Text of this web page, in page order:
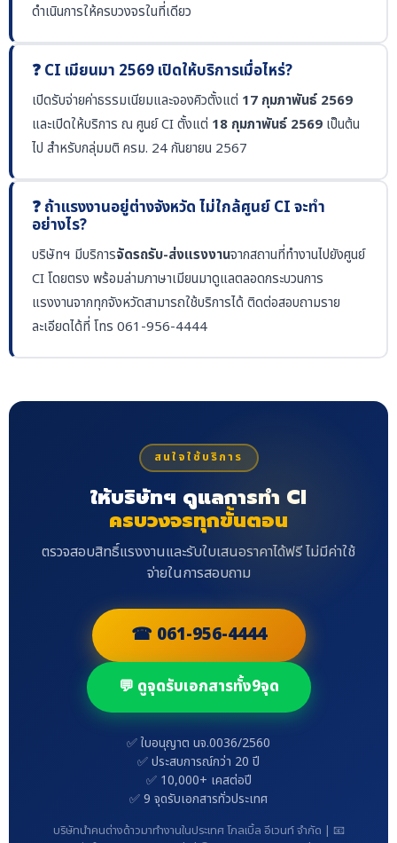
ดำเนินการให้ครบวงจรในที่เดียว
❓ CI เมียนมา 2569 เปิดให้บริการเมื่อไหร่?
เปิดรับจ่ายค่าธรรมเนียมและจองคิวตั้งแต่ 17 กุมภาพันธ์ 2569
และเปิดให้บริการ ณ ศูนย์ CI ตั้งแต่ 18 กุมภาพันธ์ 2569 เป็นต้น
ไป สำหรับกลุ่มมติ ครม. 24 กันยายน 2567
❓ ถ้าแรงงานอยู่ต่างจังหวัด ไม่ใกล้ศูนย์ CI จะทำ
อย่างไร?
บริษัทฯ มีบริการจัดรถรับ-ส่งแรงงานจากสถานที่ทำงานไปยังศูนย์
CI โดยตรง พร้อมล่ามภาษาเมียนมาดูแลตลอดกระบวนการ
แรงงานจากทุกจังหวัดสามารถใช้บริการได้ ติดต่อสอบถามราย
ละเอียดได้ที่ โทร 061-956-4444
สนใจใช้บริการ
ให้บริษัทฯ ดูแลการทำ CI
ครบวงจรทุกขั้นตอน
ตรวจสอบสิทธิ์แรงงานและรับใบเสนอราคาได้ฟรี ไม่มีค่าใช้
จ่ายในการสอบถาม
☎ 061-956-4444
💬 ดูจุดรับเอกสารทั้ง9จุด
✅ ใบอนุญาต นจ.0036/2560
✅ ประสบการณ์กว่า 20 ปี
✅ 10,000+ เคสต่อปี
✅ 9 จุดรับเอกสารทั่วประเทศ
บริษัทนำคนต่างด้าวมาทำงานในประเทศ โกลเบิ้ล อีเวนท์ จำกัด | 📧